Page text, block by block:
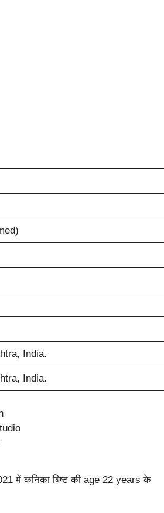
India.
India.
में कनिका बिष्ट की age 22 years के